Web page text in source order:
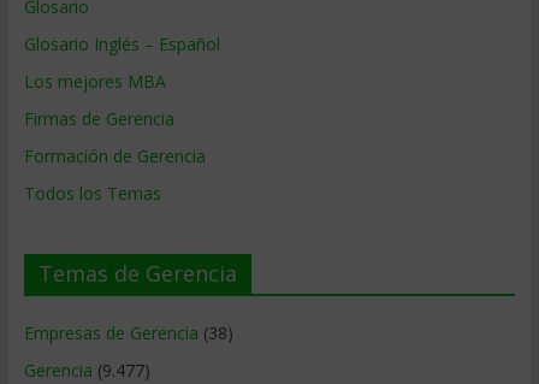
Glosario
Glosario Inglés – Español
Los mejores MBA
Firmas de Gerencia
Formación de Gerencia
Todos los Temas
Temas de Gerencia
Empresas de Gerencia (38)
Gerencia (9.477)